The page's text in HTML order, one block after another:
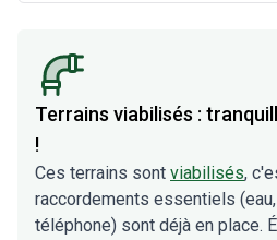
Terrains viabilisés :
!
Ces terrains sont viabilisés,
raccordements essentiels
téléphone) sont déjà en place.